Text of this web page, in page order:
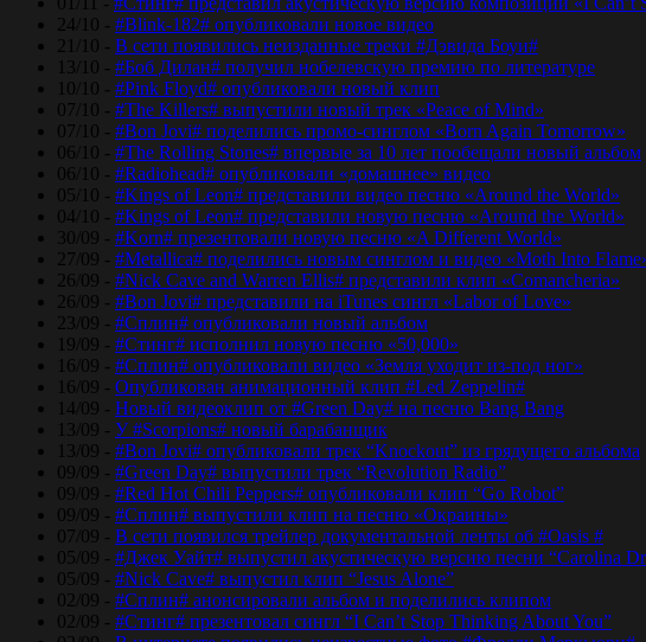
24/10 - #Blink-182# опубликовали новое видео
21/10 - В сети появились неизданные треки #Дэвида Боуи#
13/10 - #Боб Дилан# получил нобелевскую премию по литературе
10/10 - #Pink Floyd# опубликовали новый клип
07/10 - #The Killers# выпустили новый трек «Peace of Mind»
07/10 - #Bon Jovi# поделились промо-синглом «Born Again Tomorrow»
06/10 - #The Rolling Stones# впервые за 10 лет пообещали новый альбом
06/10 - #Radiohead# опубликовали «домашнее» видео
05/10 - #Kings of Leon# представили видео песню «Around the World»
04/10 - #Kings of Leon# представили новую песню «Around the World»
30/09 - #Korn# презентовали новую песню «A Different World»
27/09 - #Metallica# поделились новым синглом и видео «Moth Into
26/09 - #Nick Cave and Warren Ellis# представили клип «Comancheria»
26/09 - #Bon Jovi# представили на iTunes сингл «Labor of Love»
23/09 - #Сплин# опубликовали новый альбом
19/09 - #Стинг# исполнил новую песню «50,000»
16/09 - #Сплин# опубликовали видео «Земля уходит из-под ног»
16/09 - Опубликован анимационный клип #Led Zeppelin#
14/09 - Новый видеоклип от #Green Day# на песню Bang Bang
13/09 - У #Scorpions# новый барабанщик
13/09 - #Bon Jovi# опубликовали трек “Knockout” из грядущего альбома
09/09 - #Green Day# выпустили трек “Revolution Radio”
09/09 - #Red Hot Chili Peppers# опубликовали клип “Go Robot”
09/09 - #Сплин# выпустили клип на песню «Окраины»
07/09 - В сети появился трейлер документальной ленты об #Oasis #
05/09 - #Джек Уайт# выпустил акустическую версию песни “Carolina
05/09 - #Nick Cave# выпустил клип “Jesus Alone”
02/09 - #Сплин# анонсировали альбом и поделились клипом
02/09 - #Стинг# презентовал сингл “I Can’t Stop Thinking About You”